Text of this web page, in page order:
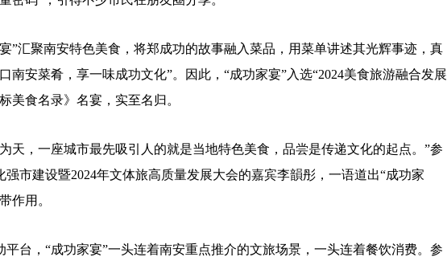
汇聚南安特色美食，将郑成功的故事融入菜品，用菜单讲述其光辉事迹，真
南安菜肴，享一味成功文化”。因此，“成功家宴”入选“2024美食旅游融合发展
美食名录》名宴，实至名归。
，一座城市最先吸引人的就是当地特色美食，品尝是传递文化的起点。”参
强市建设暨2024年文体旅高质量发展大会的嘉宾李韻彤，一语道出“成功家
作用。
，“成功家宴”一头连着南安重点推介的文旅场景，一头连着餐饮消费。参